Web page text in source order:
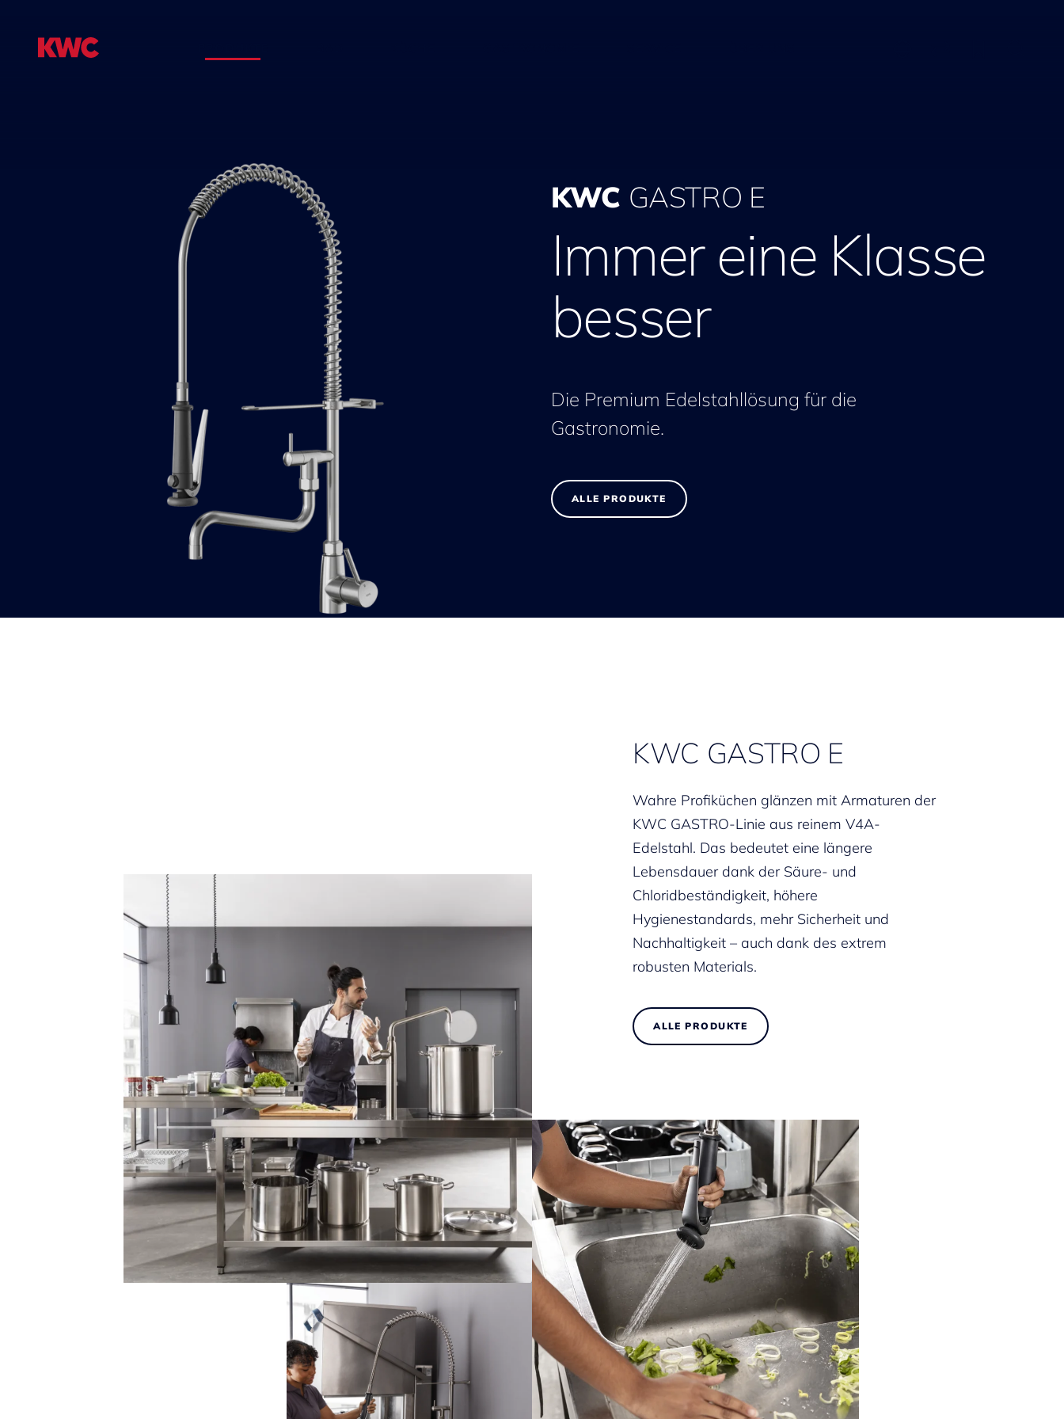
KWC GASTRO E
Immer eine Klasse
besser
Die Premium Edelstahllösung für die
Gastronomie.
ALLE PRODUKTE
KWC GASTRO E
Wahre Profiküchen glänzen mit Armaturen der
KWC GASTRO-Linie aus reinem V4A-
Edelstahl. Das bedeutet eine längere
Lebensdauer dank der Säure- und
Chloridbeständigkeit, höhere
Hygienestandards, mehr Sicherheit und
Nachhaltigkeit – auch dank des extrem
robusten Materials.
ALLE PRODUKTE